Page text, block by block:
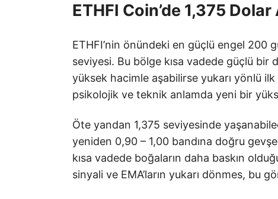
ETHFI Coin’de 1,375
ETHFI’nin önündeki en güçlü engel 200
seviyesi. Bu bölge kısa vadede güçlü bir
yüksek hacimle aşabilirse yukarı yönlü
psikolojik ve teknik anlamda yeni bir
Öte yandan 1,375 seviyesinde
yeniden 0,90 – 1,00 bandına doğru
kısa vadede boğaların daha baskın
sinyali ve EMA’ların yukarı dönmes, bu